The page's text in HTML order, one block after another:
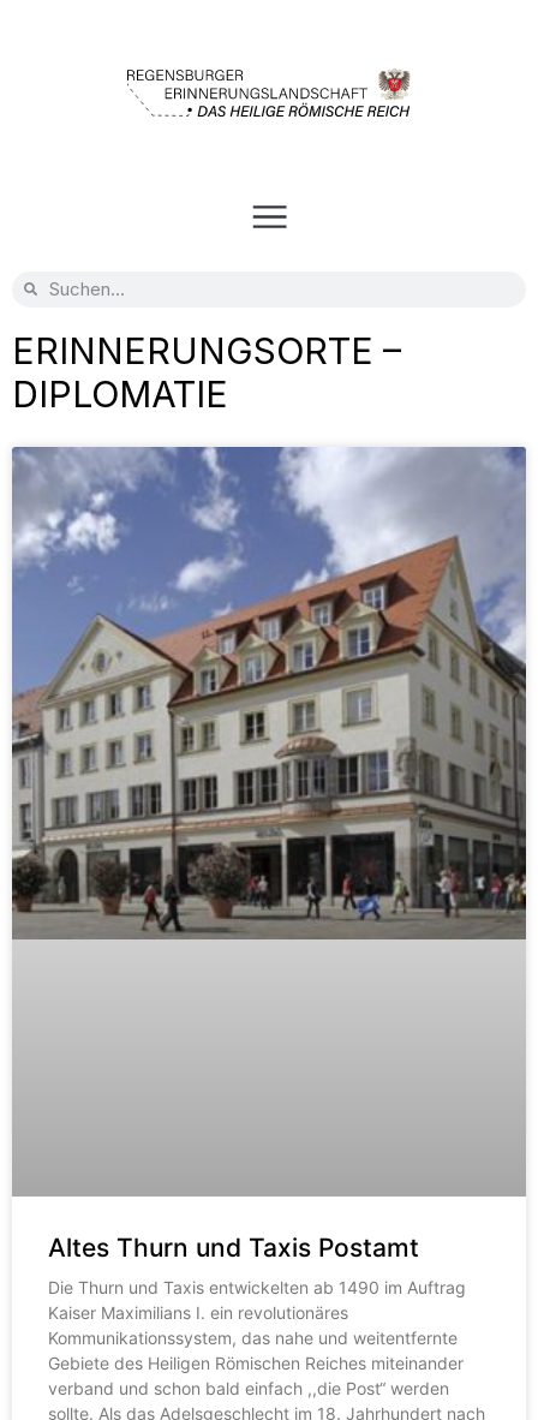
ERINNERUNGSORTE –
DIPLOMATIE
Altes Thurn und Taxis Postamt
Die Thurn und Taxis entwickelten ab 1490 im Auftrag
Kaiser Maximilians I. ein revolutionäres
Kommunikationssystem, das nahe und weitentfernte
Gebiete des Heiligen Römischen Reiches miteinander
verband und schon bald einfach ,,die Post“ werden
sollte. Als das Adelsgeschlecht im 18. Jahrhundert nach